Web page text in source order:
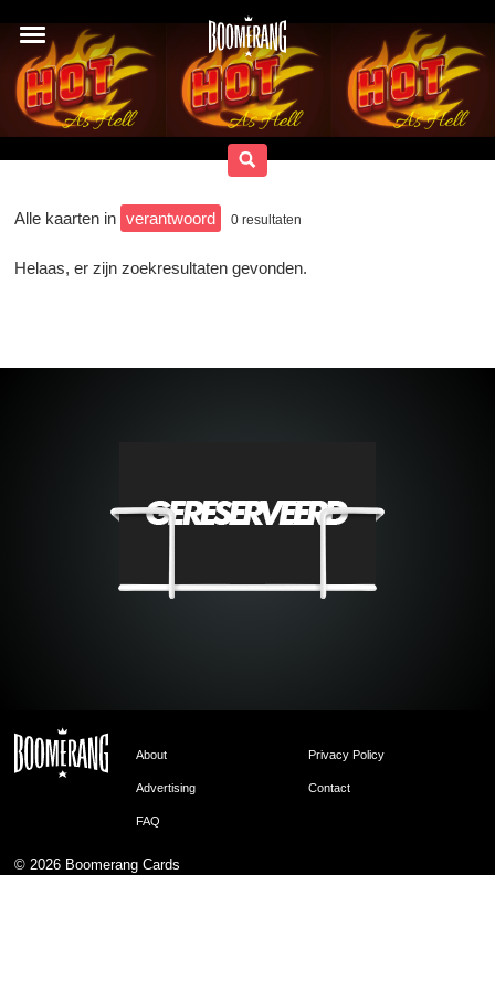
Alle kaarten in verantwoord 0 resultaten
Helaas, er zijn zoekresultaten gevonden.
About Privacy Policy
Advertising Contact
FAQ
© 2026 Boomerang Cards